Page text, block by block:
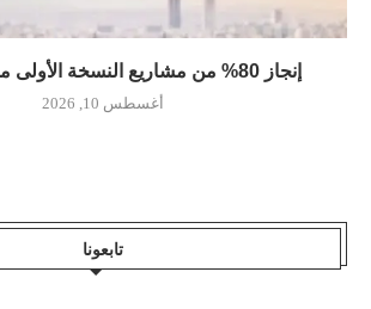
إنجاز 80% من مشاريع النسخة الأولى من البرنامج...
أغسطس 10, 2026
تابعونا